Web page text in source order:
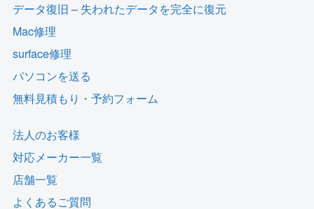
データ復旧 – 失われたデータを完全に復元
Mac修理
surface修理
パソコンを送る
無料見積もり・予約フォーム
法人のお客様
対応メーカー一覧
店舗一覧
よくあるご質問